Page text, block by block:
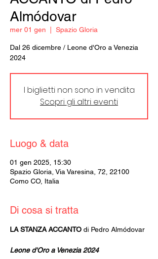
Almódovar
mer 01 gen Spazio Gloria
Dal 26 dicembre / Leone d'Oro a Venezia
2024
I biglietti non sono in vendita
Scopri gli altri eventi
Luogo & data
01 gen 2025, 15:30
Spazio Gloria, Via Varesina, 72, 22100
Como CO, Italia
Di cosa si tratta
LA STANZA ACCANTO di Pedro Almódovar
Leone d'Oro a Venezia 2024